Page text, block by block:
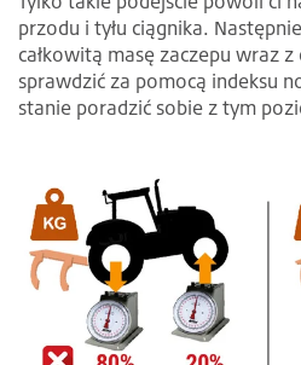
przodu i tyłu ciągnika.
całkowitą masę zaczepu wraz
sprawdzić za pomocą indeksu
stanie poradzić sobie z tym